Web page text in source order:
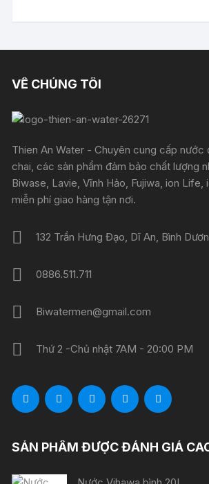
VỀ CHÚNG TÔI
Thien An Water - Chuyên cung cấp nước
chai, các sản phẩm đảm bảo chất lượng
Biwase, Lavie, Vĩnh Hảo, Fujiwa, ion Life,
miễn phí giao hàng tận nơi.
132 Trần Hưng Đạo, Dĩ An, Bình
0886.511.711
Biwatermen@gmail.com
Thứ 2 -Chủ nhật 7AM - 20:00 PM
SẢN PHẨM ĐƯỢC ĐÁNH GIÁ